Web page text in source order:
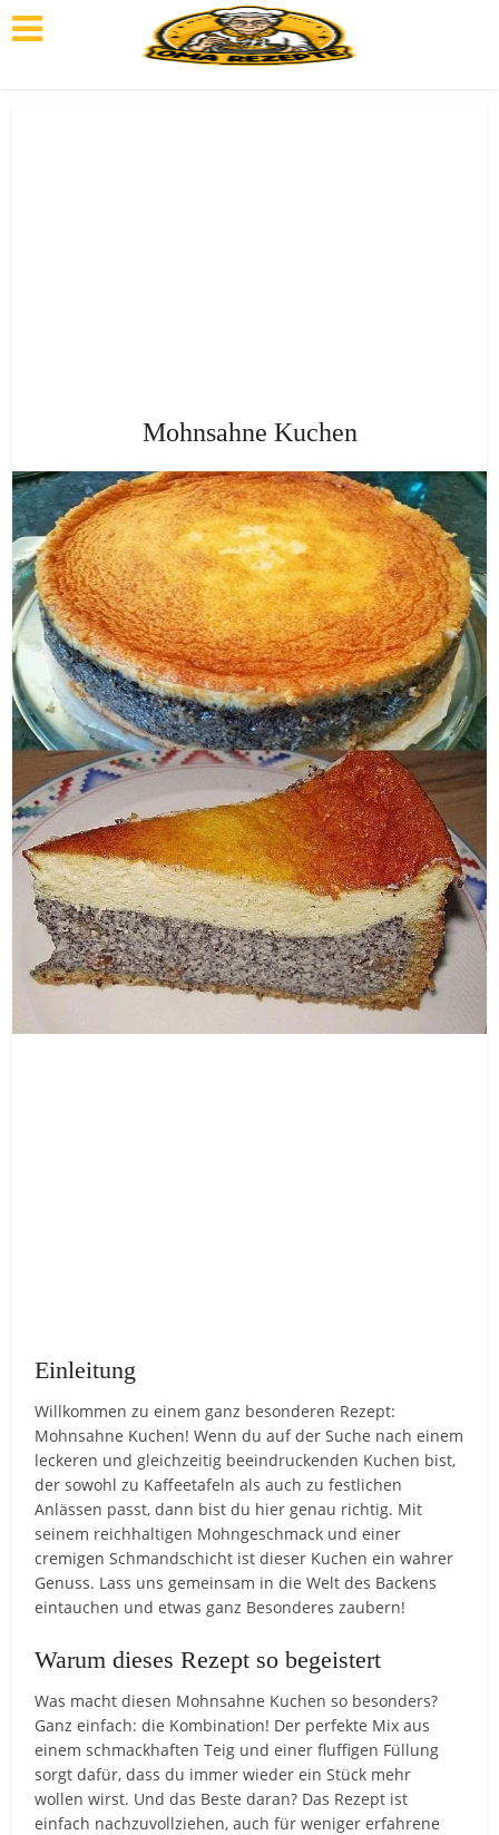
Mohnsahne Kuchen
Einleitung
Willkommen zu einem ganz besonderen Rezept:
Mohnsahne Kuchen! Wenn du auf der Suche nach einem
leckeren und gleichzeitig beeindruckenden Kuchen bist,
der sowohl zu Kaffeetafeln als auch zu festlichen
Anlässen passt, dann bist du hier genau richtig. Mit
seinem reichhaltigen Mohngeschmack und einer
cremigen Schmandschicht ist dieser Kuchen ein wahrer
Genuss. Lass uns gemeinsam in die Welt des Backens
eintauchen und etwas ganz Besonderes zaubern!
Warum dieses Rezept so begeistert
Was macht diesen Mohnsahne Kuchen so besonders?
Ganz einfach: die Kombination! Der perfekte Mix aus
einem schmackhaften Teig und einer fluffigen Füllung
sorgt dafür, dass du immer wieder ein Stück mehr
wollen wirst. Und das Beste daran? Das Rezept ist
einfach nachzuvollziehen, auch für weniger erfahrene